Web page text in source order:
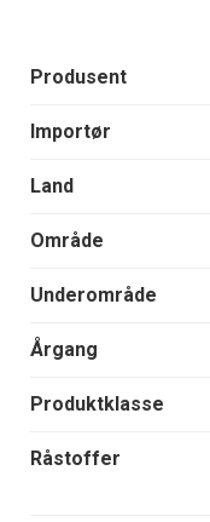
Produsent
Importør
Land
Område
Underområde
Årgang
Produktklasse
Råstoffer